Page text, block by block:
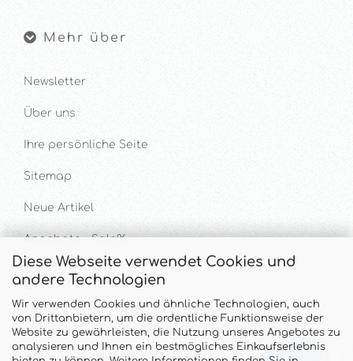
Diese Webseite verwendet Cookies und
andere Technologien
Wir verwenden Cookies und ähnliche Technologien, auch
von Drittanbietern, um die ordentliche Funktionsweise der
Website zu gewährleisten, die Nutzung unseres Angebotes zu
analysieren und Ihnen ein bestmögliches Einkaufserlebnis
Mehr über
Newsletter
Über uns
Ihre persönliche Seite
Sitemap
Neue Artikel
Angebote - Sale%
Hilfe & Kontakt
UNTERSTÜTZUNG UND BERATUNG UNTER
Tel. & WhatsApp: 034328 340688